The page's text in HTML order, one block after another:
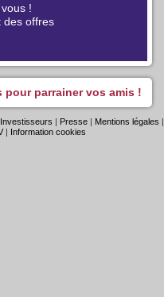
!
des offres
parrainer vos amis !
Investisseurs | Presse | Mentions légales |
| Information cookies